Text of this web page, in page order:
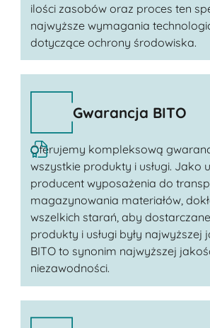
ilości zasobów oraz proces ten
najwyższe wymagania
dotyczące ochrony środowiska.
Gwarancja BITO
Oferujemy kompleksową
wszystkie produkty i usługi. Jako
producent wyposażenia do
magazynowania materiałów,
wszelkich starań, aby
produkty i usługi były najwyższej
BITO to synonim najwyższej
niezawodności.